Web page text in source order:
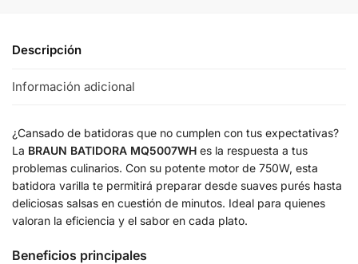
Descripción
Información adicional
¿Cansado de batidoras que no cumplen con tus expectativas?
La BRAUN BATIDORA MQ5007WH es la respuesta a tus
problemas culinarios. Con su potente motor de 750W, esta
batidora varilla te permitirá preparar desde suaves purés hasta
deliciosas salsas en cuestión de minutos. Ideal para quienes
valoran la eficiencia y el sabor en cada plato.
Beneficios principales